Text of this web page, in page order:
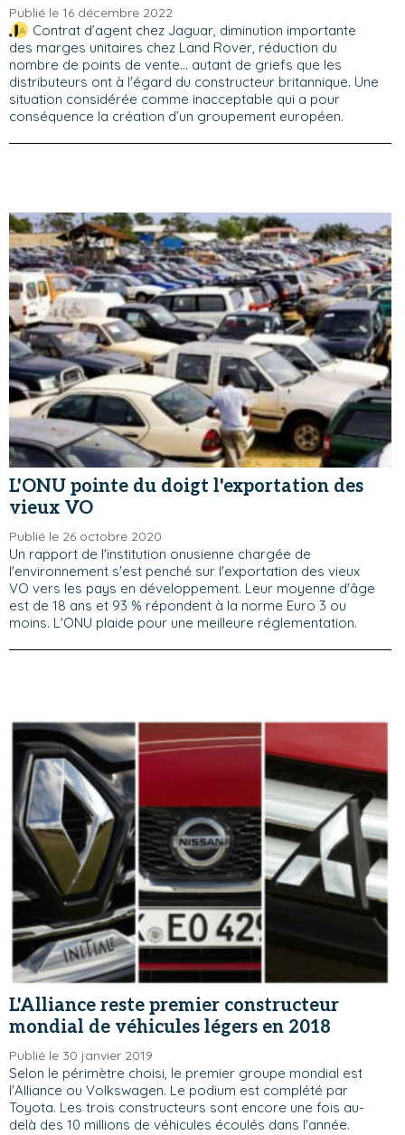
Publié le 16 décembre 2022
Contrat d’agent chez Jaguar, diminution importante
des marges unitaires chez Land Rover, réduction du
nombre de points de vente... autant de griefs que les
distributeurs ont à l'égard du constructeur britannique. Une
situation considérée comme inacceptable qui a pour
conséquence la création d’un groupement européen.
L'ONU pointe du doigt l'exportation des
vieux VO
Publié le 26 octobre 2020
Un rapport de l'institution onusienne chargée de
l'environnement s'est penché sur l'exportation des vieux
VO vers les pays en développement. Leur moyenne d'âge
est de 18 ans et 93 % répondent à la norme Euro 3 ou
moins. L'ONU plaide pour une meilleure réglementation.
L'Alliance reste premier constructeur
mondial de véhicules légers en 2018
Publié le 30 janvier 2019
Selon le périmètre choisi, le premier groupe mondial est
l'Alliance ou Volkswagen. Le podium est complété par
Toyota. Les trois constructeurs sont encore une fois au-
delà des 10 millions de véhicules écoulés dans l'année.